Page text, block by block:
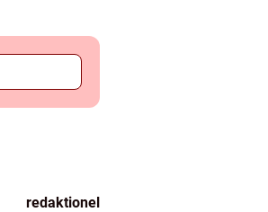
redaktionel